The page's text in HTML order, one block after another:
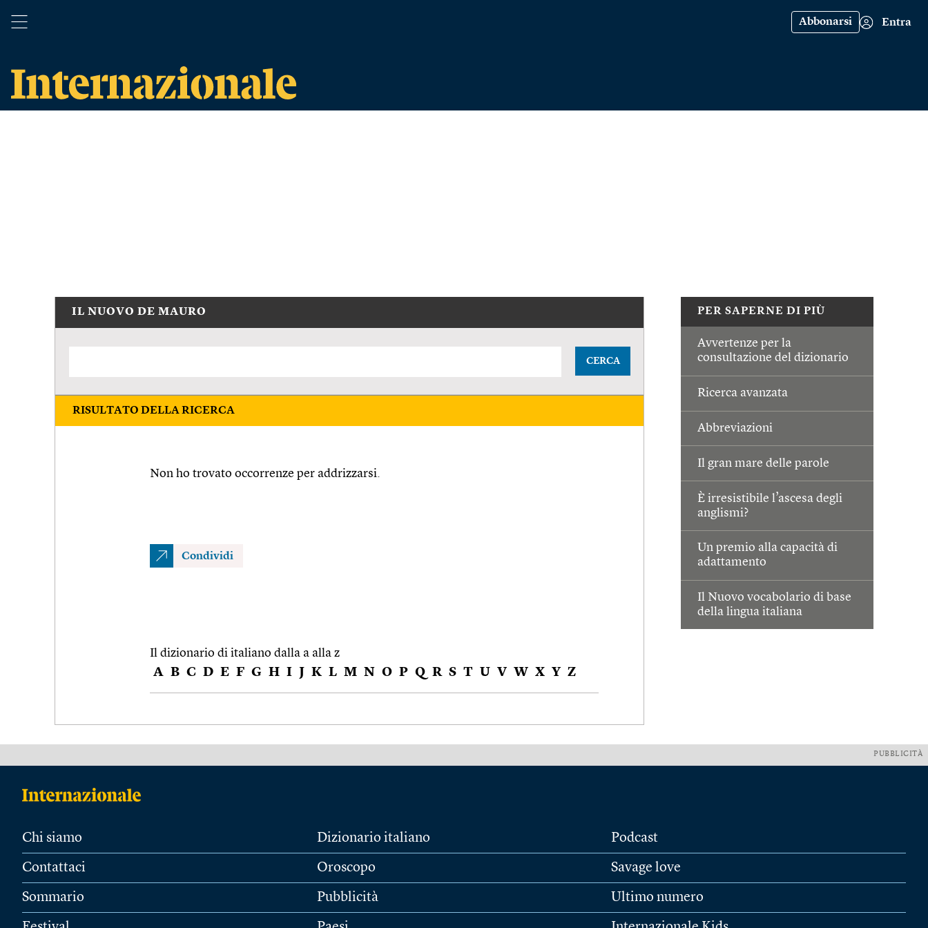
Abbonarsi Entra
PER SAPERNE DI PIÙ
Avvertenze per la
consultazione del dizionario
Ricerca avanzata
Abbreviazioni
Il gran mare delle parole
È irresistibile l’ascesa degli
anglismi?
Un premio alla capacità di
adattamento
Il Nuovo vocabolario di base
della lingua italiana
IL NUOVO DE MAURO
CERCA
RISULTATO DELLA RICERCA
Non ho trovato occorrenze per addrizzarsi.
Condividi
Il dizionario di italiano dalla a alla z
A B C D E F G H I J K L M N O P Q R S T U V W X Y Z
PUBBLICITÀ
Chi siamo
Contattaci
Sommario
Dizionario italiano
Oroscopo
Pubblicità
Podcast
Savage love
Ultimo numero